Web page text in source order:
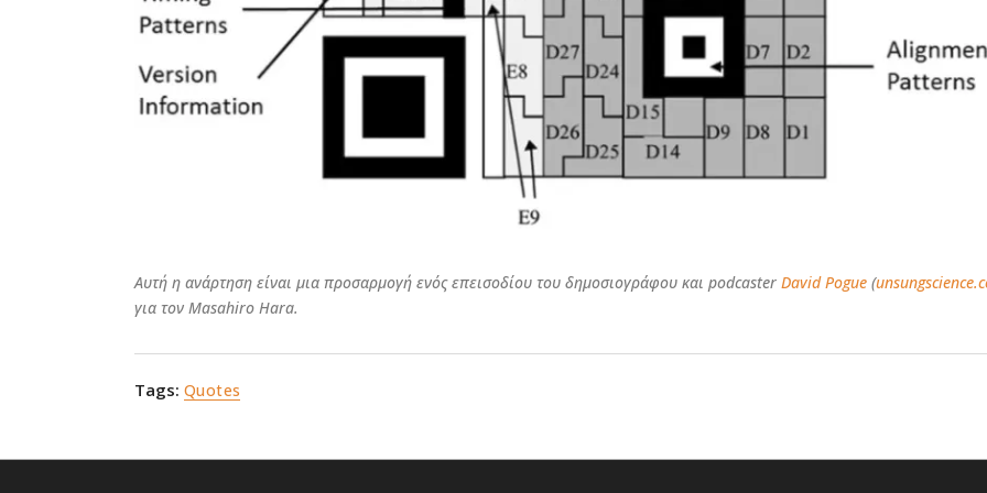
Αυτή η ανάρτηση είναι μια προσαρμογή ενός επεισοδίου του δημοσιογράφου και podcaster David Pogue (
για τον Masahiro Hara.
Tags: Quotes